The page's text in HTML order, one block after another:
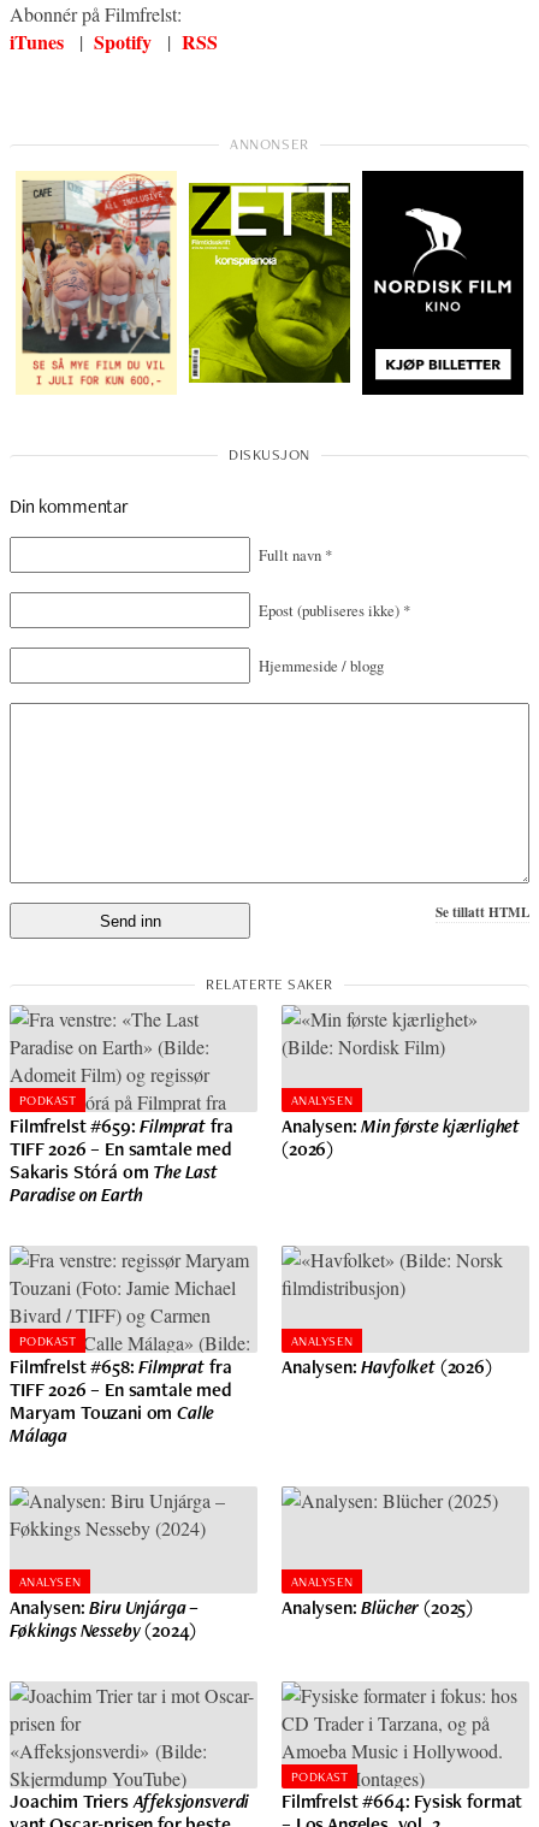
Abonnér på Filmfrelst:
iTunes | Spotify | RSS
Din kommentar
Fullt navn *
Epost(publiseres ikke) *
Hjemmeside / blogg
Se tillatt HTML
PODKAST
Filmfrelst #659:Filmpratfra
TIFF 2026 – En samtale med
Sakaris Stórá om The Last
Paradise on Earth
ANALYSEN
Analysen: Min første kjærlighet
(2026)
PODKAST
Filmfrelst #658:Filmpratfra
TIFF 2026 – En samtale med
Maryam Touzani omCalle
Málaga
ANALYSEN
Analysen: Havfolket(2026)
ANALYSEN
Analysen: Biru Unjárga –
Føkkings Nesseby(2024)
ANALYSEN
Analysen: Blücher(2025)
Joachim TriersAffeksjonsverdi
PODKAST
Filmfrelst #664: Fysisk format